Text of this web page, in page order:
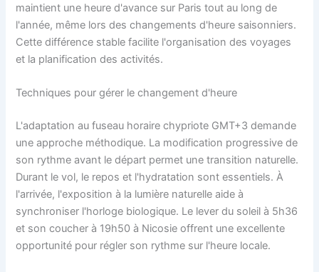
maintient une heure d'avance sur Paris tout au long de
l'année, même lors des changements d'heure saisonniers.
Cette différence stable facilite l'organisation des voyages
et la planification des activités.
Techniques pour gérer le changement d'heure
L'adaptation au fuseau horaire chypriote GMT+3 demande
une approche méthodique. La modification progressive de
son rythme avant le départ permet une transition naturelle.
Durant le vol, le repos et l'hydratation sont essentiels. À
l'arrivée, l'exposition à la lumière naturelle aide à
synchroniser l'horloge biologique. Le lever du soleil à 5h36
et son coucher à 19h50 à Nicosie offrent une excellente
opportunité pour régler son rythme sur l'heure locale.